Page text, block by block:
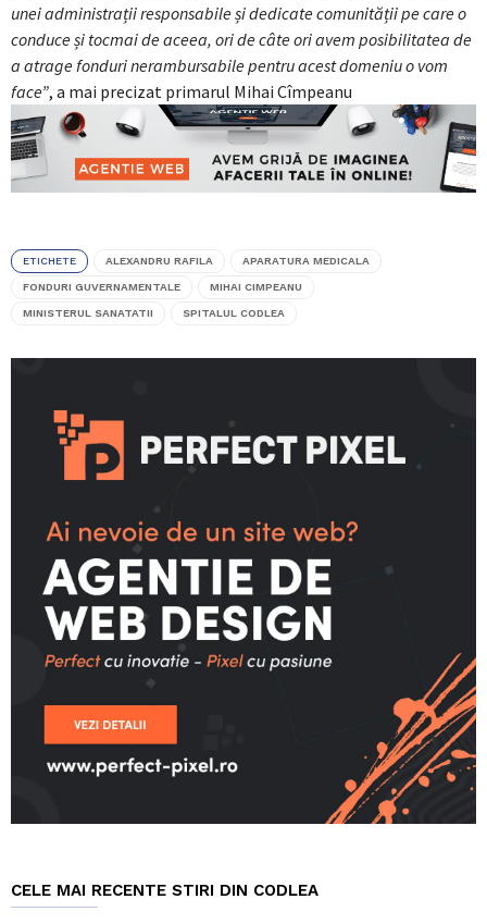
unei administrații responsabile și dedicate comunității pe care o
conduce și tocmai de aceea, ori de câte ori avem posibilitatea de
a atrage fonduri nerambursabile pentru acest domeniu o vom
face”, a mai precizat primarul Mihai Cîmpeanu
ETICHETE ALEXANDRU RAFILA APARATURA MEDICALA
FONDURI GUVERNAMENTALE MIHAI CIMPEANU
MINISTERUL SANATATII SPITALUL CODLEA
CELE MAI RECENTE STIRI DIN CODLEA